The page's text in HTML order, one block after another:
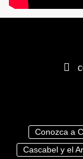
Conozca a
Cascabel y el